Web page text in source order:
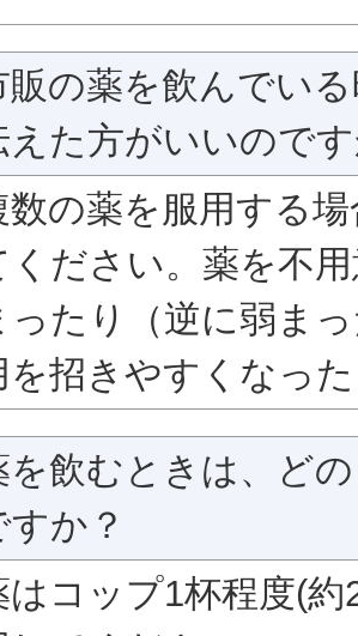
販の薬を飲んでい
えた方がいいので
数の薬を服用する
ください。薬を不
ったり（逆に弱ま
を招きやすくなっ
を飲むときは、ど
すか？
はコップ1杯程度(